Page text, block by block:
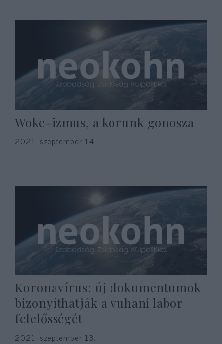
Woke-izmus, a korunk gonosza
2021. szeptember 14.
Koronavírus: új dokumentumok
bizonyíthatják a vuhani labor
felelősségét
2021. szeptember 13.